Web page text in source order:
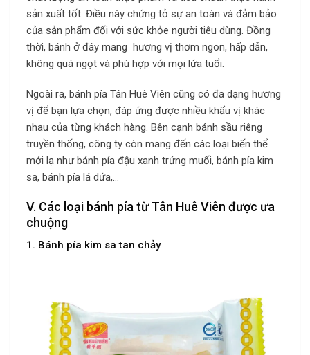
sản xuất tốt. Điều này chứng tỏ sự an toàn và đảm bảo
của sản phẩm đối với sức khỏe người tiêu dùng. Đồng
thời, bánh ở đây mang hương vị thơm ngon, hấp dẫn,
không quá ngọt và phù hợp với mọi lứa tuổi.
Ngoài ra, bánh pía Tân Huê Viên cũng có đa dạng hương
vị để bạn lựa chọn, đáp ứng được nhiều khẩu vị khác
nhau của từng khách hàng. Bên cạnh bánh sầu riêng
truyền thống, công ty còn mang đến các loại biến thể
mới lạ như bánh pía đậu xanh trứng muối, bánh pía kim
sa, bánh pía lá dứa,…
V. Các loại bánh pía từ Tân Huê Viên được ưa
chuộng
1. Bánh pía kim sa tan chảy